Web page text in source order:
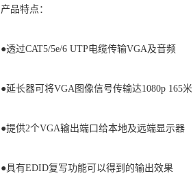
产品特点：
●透过CAT5/5e/6 UTP电缆传输VGA及音频
●延长器可将VGA图像信号传输达1080p 165米
●提供2个VGA输出端口给本地及远端显示器
●具有EDID复写功能可以得到的输出效果